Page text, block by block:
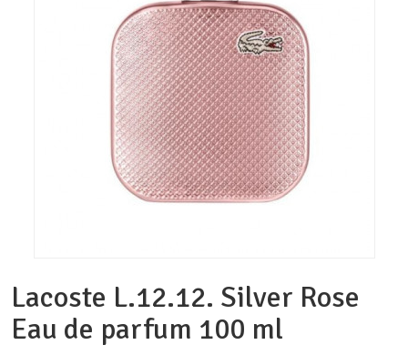
Lacoste L.12.12. Silver Rose
Eau de parfum 100 ml